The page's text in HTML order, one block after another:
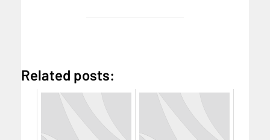
Related posts: